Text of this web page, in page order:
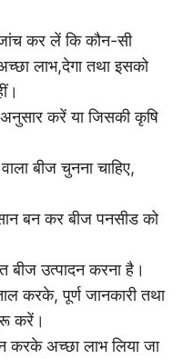
कर लें कि कौन-सी
लाभ,देगा तथा इसको
करें या जिसकी कृषि
बीज चुनना चाहिए,
बन कर बीज पनसीड को
बीज उत्पादन करना है।
करके, पूर्ण जानकारी तथा
करें।
करके अच्छा लाभ लिया जा